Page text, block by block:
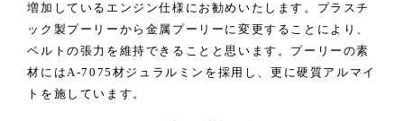
増加しているエンジン仕様にお勧めいたします。プラスチ
ック製プーリーから金属プーリーに変更することにより、
ベルトの張力を維持できることと思います。プーリーの素
材にはA-7075材ジュラルミンを採用し、更に硬質アルマイ
トを施しています。